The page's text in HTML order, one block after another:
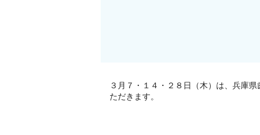
３月７・１４・２８日（木）は、兵庫
ただきます。